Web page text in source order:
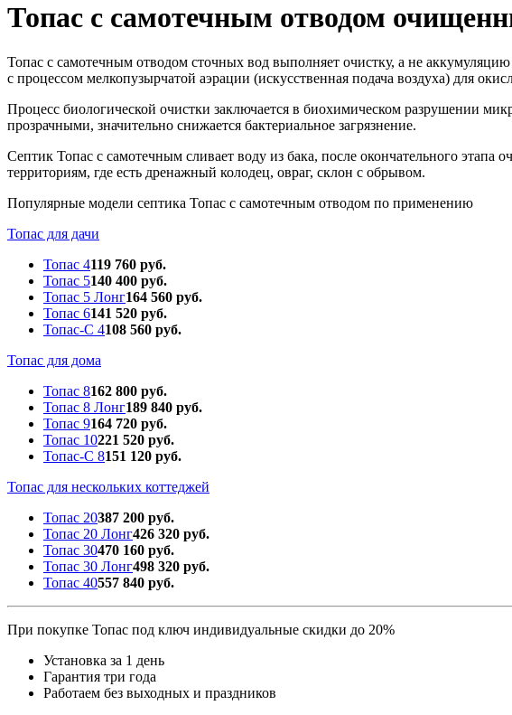
Топас с самотечным отводом
Топас с самотечным отводом сточных вод выполняет очистку, а не
с процессом мелкопузырчатой аэрации (искусственная подача воздуха) для
Процесс биологической очистки заключается в биохимическом разрушении
прозрачными, значительно снижается бактериальное загрязнение.
Септик Топас с самотечным сливает воду из бака, после окончательного этапа
территориям, где есть дренажный колодец, овраг, склон с обрывом.
Популярные модели септика Топас с самотечным отводом по применению
Топас для дачи
Топас 4119 760 руб.
Топас 5140 400 руб.
Топас 5 Лонг164 560 руб.
Топас 6141 520 руб.
Топас-С 4108 560 руб.
Топас для дома
Топас 8162 800 руб.
Топас 8 Лонг189 840 руб.
Топас 9164 720 руб.
Топас 10221 520 руб.
Топас-С 8151 120 руб.
Топас для нескольких коттеджей
Топас 20387 200 руб.
Топас 20 Лонг426 320 руб.
Топас 30470 160 руб.
Топас 30 Лонг498 320 руб.
Топас 40557 840 руб.
При покупке Топас под ключ индивидуальные скидки до 20%
Установка за 1 день
Гарантия три года
Работаем без выходных и праздников